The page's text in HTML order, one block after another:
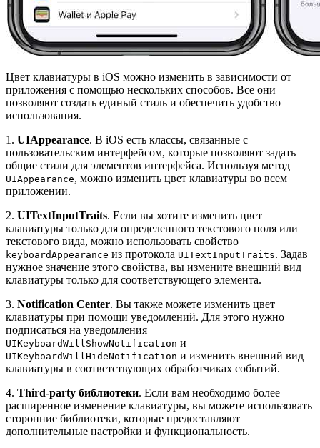
Цвет клавиатуры в iOS можно изменить в зависимости от
приложения с помощью нескольких способов. Все они
позволяют создать единый стиль и обеспечить удобство
использования.
1. UIAppearance. В iOS есть классы, связанные с
пользовательским интерфейсом, которые позволяют задать
общие стили для элементов интерфейса. Используя метод
UIAppearance, можно изменить цвет клавиатуры во всем
приложении.
2. UITextInputTraits. Если вы хотите изменить цвет
клавиатуры только для определенного текстового поля или
текстового вида, можно использовать свойство
keyboardAppearance из протокола UITextInputTraits. Задав
нужное значение этого свойства, вы измените внешний вид
клавиатуры только для соответствующего элемента.
3. Notification Center. Вы также можете изменить цвет
клавиатуры при помощи уведомлений. Для этого нужно
подписаться на уведомления
UIKeyboardWillShowNotification и
UIKeyboardWillHideNotification и изменить внешний вид
клавиатуры в соответствующих обработчиках событий.
4. Third-party библиотеки. Если вам необходимо более
расширенное изменение клавиатуры, вы можете использовать
сторонние библиотеки, которые предоставляют
дополнительные настройки и функциональность.